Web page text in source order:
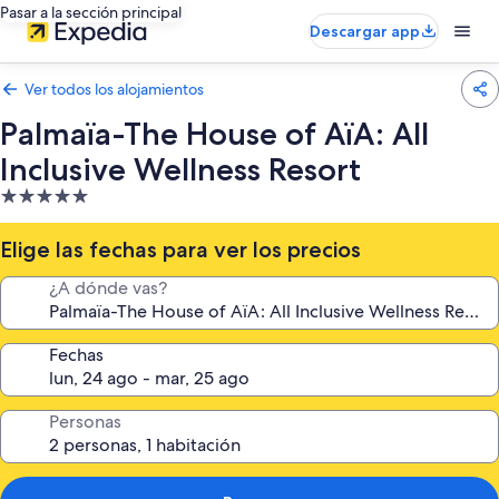
Pasar a la sección principal
Descargar app
Ver todos los alojamientos
Palmaïa-The House of AïA: All
Inclusive Wellness Resort
Alojamiento
de
5.0 estrellas
Elige las fechas para ver los precios
¿A dónde vas?
Fechas
Personas